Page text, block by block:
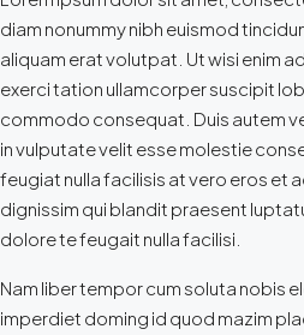
diam nonummy nibh euismod
aliquam erat volutpat. Ut wisi enim
exerci tation ullamcorper suscipit
commodo consequat. Duis autem
in vulputate velit esse molestie
feugiat nulla facilisis at vero eros et
dignissim qui blandit praesent
dolore te feugait nulla facilisi.
Nam liber tempor cum soluta nobis
imperdiet doming id quod mazim